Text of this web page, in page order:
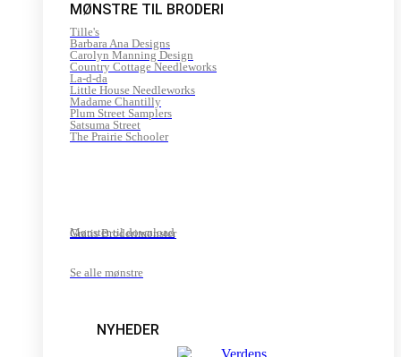
MØNSTRE TIL BRODERI
Tille's
Barbara Ana Designs
Carolyn Manning Design
Country Cottage Needleworks
La-d-da
Little House Needleworks
Madame Chantilly
Plum Street Samplers
Satsuma Street
The Prairie Schooler
Mønster til download
Gratis Broderimønster
Se alle mønstre
NYHEDER